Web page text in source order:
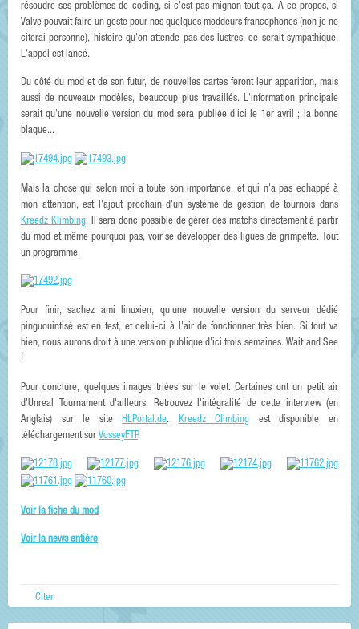
résoudre ses problèmes de coding, si c'est pas mignon tout ça. A ce propos, si
Valve pouvait faire un geste pour nos quelques moddeurs francophones (non je ne
citerai personne), histoire qu'on attende pas des lustres, ce serait sympathique.
L'appel est lancé.
Du côté du mod et de son futur, de nouvelles cartes feront leur apparition, mais
aussi de nouveaux modèles, beaucoup plus travaillés. L'information principale
serait qu'une nouvelle version du mod sera publiée d'ici le 1er avril ; la bonne
blague...
Mais la chose qui selon moi a toute son importance, et qui n'a pas echappé à
mon attention, est l'ajout prochain d'un système de gestion de tournois dans
Kreedz Klimbing. Il sera donc possible de gérer des matchs directement à partir
du mod et même pourquoi pas, voir se développer des ligues de grimpette. Tout
un programme.
Pour finir, sachez ami linuxien, qu'une nouvelle version du serveur dédié
pinguouintisé est en test, et celui-ci à l'air de fonctionner très bien. Si tout va
bien, nous aurons droit à une version publique d'ici trois semaines. Wait and See
!
Pour conclure, quelques images triées sur le volet. Certaines ont un petit air
d'Unreal Tournament d'ailleurs. Retrouvez l'intégralité de cette interview (en
Anglais) sur le siteHLPortal.de. Kreedz Climbing est disponible en
téléchargement sur VosseyFTP.
Voir la fiche du mod
Voir la news entière
Citer